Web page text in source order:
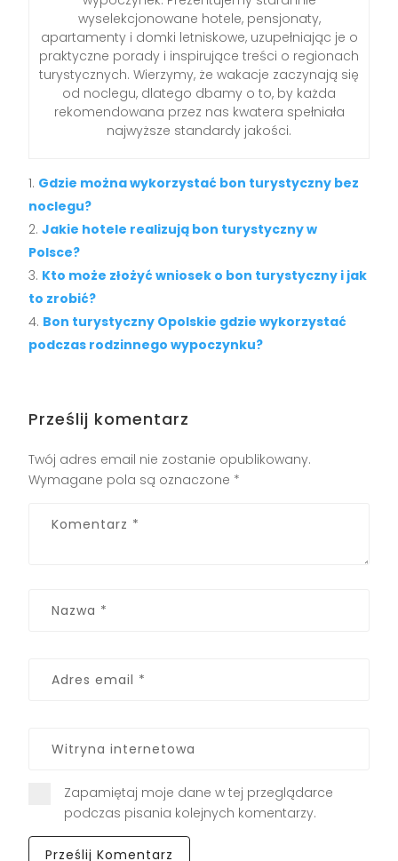
wyselekcjonowane hotele, pensjonaty,
apartamenty i domki letniskowe, uzupełniając je o
praktyczne porady i inspirujące treści o regionach
turystycznych. Wierzymy, że wakacje zaczynają się
od noclegu, dlatego dbamy o to, by każda
rekomendowana przez nas kwatera spełniała
najwyższe standardy jakości.
Gdzie można wykorzystać bon turystyczny bez
noclegu?
Jakie hotele realizują bon turystyczny w
Polsce?
Kto może złożyć wniosek o bon turystyczny i jak
to zrobić?
Bon turystyczny Opolskie gdzie wykorzystać
podczas rodzinnego wypoczynku?
Prześlij komentarz
Twój adres email nie zostanie opublikowany.
Wymagane pola są oznaczone *
Zapamiętaj moje dane w tej przeglądarce
podczas pisania kolejnych komentarzy.